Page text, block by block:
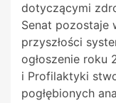
dotyczącymi
Senat pozostaje
przyszłości
ogłoszenie roku
i Profilaktyki
pogłębionych